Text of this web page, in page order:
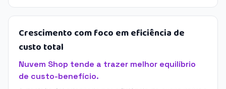
Crescimento com foco em eficiência de
custo total
Nuvem Shop tende a trazer melhor equilíbrio
de custo-benefício.